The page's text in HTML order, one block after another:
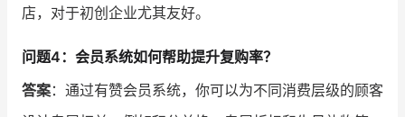
店，对于初创企业尤其友好。
问题4：会员系统如何帮助提升复购率？
答案：通过有赞会员系统，你可以为不同消费层级的顾客